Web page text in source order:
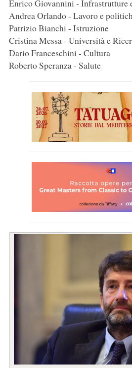
Enrico Giovannini - Infrastrutture
Andrea Orlando - Lavoro e
Patrizio Bianchi - Istruzione
Cristina Messa - Università e
Dario Franceschini - Cultura
Roberto Speranza - Salute